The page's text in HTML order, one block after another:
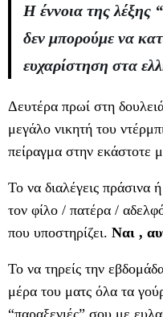
Η έννοια της λέξης
δεν μπορούμε να
ευχαρίστηση στα
Δευτέρα πρωί στη
μεγάλο νικητή του
πείραγμα στην εκάστοτε
Το να διαλέγεις πράσινα
τον φίλο / πατέρα /
που υποστηρίζει. Ναι ,
Το να τηρείς την
μέρα του ματς όλα τα
“παραξενιές” σου με